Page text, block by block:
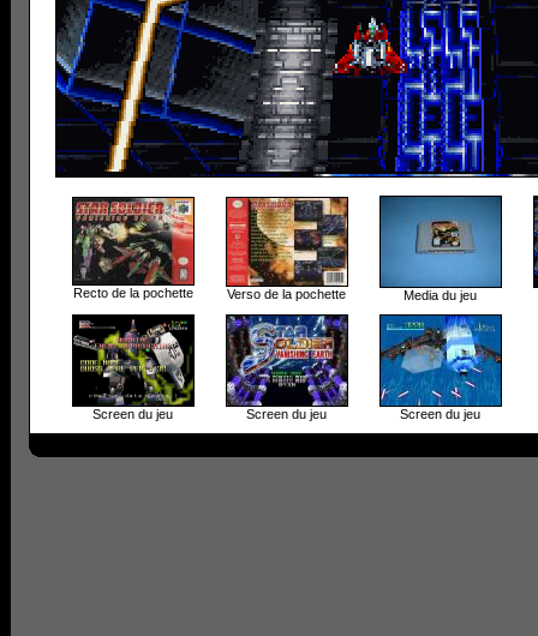
Recto de la pochette Verso de la pochette Media du jeu
Screen du jeu Screen du jeu Screen du jeu